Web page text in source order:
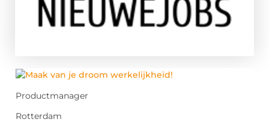
Productmanager
Rotterdam